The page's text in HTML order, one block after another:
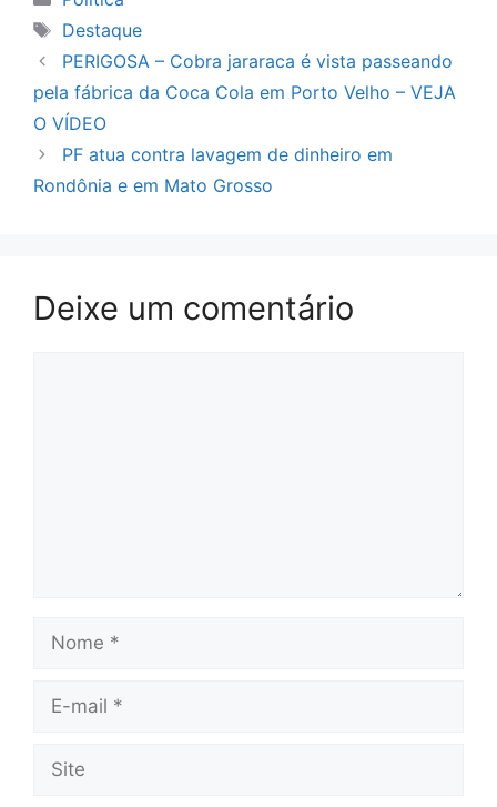
Tags
Destaque
PERIGOSA – Cobra jararaca é vista passeando
pela fábrica da Coca Cola em Porto Velho – VEJA
O VÍDEO
PF atua contra lavagem de dinheiro em
Rondônia e em Mato Grosso
Deixe um comentário
mail